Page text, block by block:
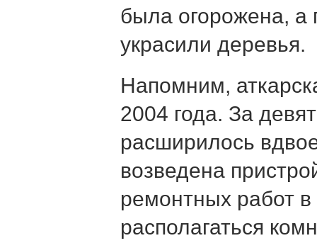
была огорожена, а
украсили деревья.
Напомним,
2004 года. За
расширилось
возведена
ремонтных работ в
располагаться